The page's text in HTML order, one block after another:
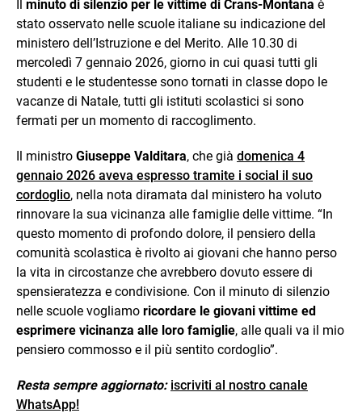
minuto di silenzio per le vittime di Crans-Montana è
stato osservato nelle scuole italiane su indicazione del
ministero dell’Istruzione e del Merito. Alle 10.30 di
mercoledì 7 gennaio 2026, giorno in cui quasi tutti gli
studenti e le studentesse sono tornati in classe dopo le
vacanze di Natale, tutti gli istituti scolastici si sono
fermati per un momento di raccoglimento.
Il ministro Giuseppe Valditara, che già domenica 4
gennaio 2026 aveva espresso tramite i social il suo
cordoglio, nella nota diramata dal ministero ha voluto
rinnovare la sua vicinanza alle famiglie delle vittime. “In
questo momento di profondo dolore, il pensiero della
comunità scolastica è rivolto ai giovani che hanno perso
la vita in circostanze che avrebbero dovuto essere di
spensieratezza e condivisione. Con il minuto di silenzio
nelle scuole vogliamo ricordare le giovani vittime ed
esprimere vicinanza alle loro famiglie, alle quali va il mio
pensiero commosso e il più sentito cordoglio”.
Resta sempre aggiornato: iscriviti al nostro canale
WhatsApp!